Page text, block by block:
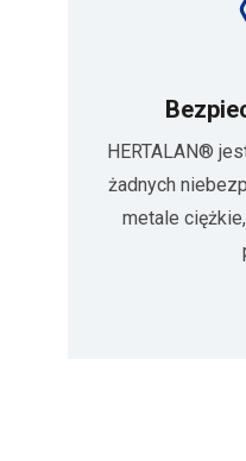
HERTALAN®
żadnych
metale